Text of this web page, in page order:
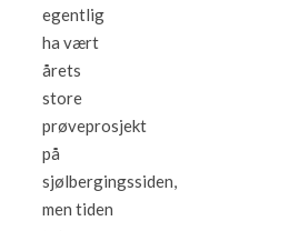
egentlig
ha vært
årets
store
prøveprosjekt
på
sjølbergingssiden,
men tiden